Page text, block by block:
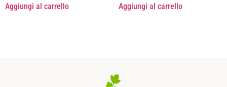
Aggiungi al carrello Aggiungi al carrello